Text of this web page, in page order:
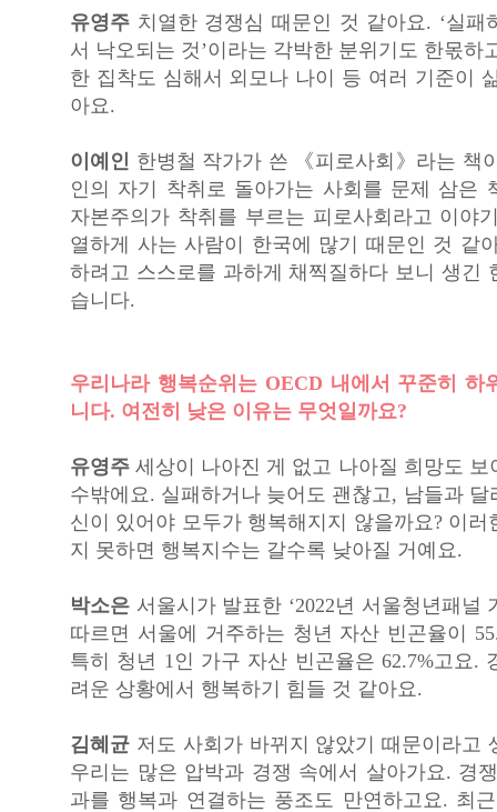
유영주 치열한 경쟁심 때문인 것 같아요. ‘실패
서 낙오되는 것’이라는 각박한 분위기도 한몫하
한 집착도 심해서 외모나 나이 등 여러 기준이
아요.
이예인 한병철 작가가 쓴 《피로사회》라는 책
인의 자기 착취로 돌아가는 사회를 문제 삼은
자본주의가 착취를 부르는 피로사회라고 이야
열하게 사는 사람이 한국에 많기 때문인 것 같
하려고 스스로를 과하게 채찍질하다 보니 생긴
습니다.
우리나라 행복순위는 OECD 내에서 꾸준히 하
니다. 여전히 낮은 이유는 무엇일까요?
유영주 세상이 나아진 게 없고 나아질 희망도 보
수밖에요. 실패하거나 늦어도 괜찮고, 남들과 달
신이 있어야 모두가 행복해지지 않을까요? 이러
지 못하면 행복지수는 갈수록 낮아질 거예요.
박소은 서울시가 발표한 ‘2022년 서울청년패널
따르면 서울에 거주하는 청년 자산 빈곤율이
특히 청년 1인 가구 자산 빈곤율은 62.7%고요.
려운 상황에서 행복하기 힘들 것 같아요.
김혜균 저도 사회가 바뀌지 않았기 때문이라고
우리는 많은 압박과 경쟁 속에서 살아가요. 경
과를 행복과 연결하는 풍조도 만연하고요. 최